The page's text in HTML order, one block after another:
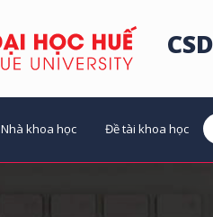
Nhà khoa học Đề tài khoa học